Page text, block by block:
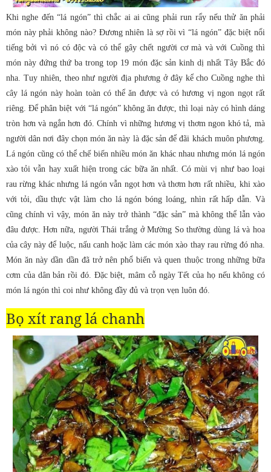
Khi nghe đến “lá ngón” thì chắc ai ai cũng phải run rẩy nếu thử ăn phải
món này phải không nào? Đương nhiên là sợ rồi vì “lá ngón” đặc biệt nổi
tiếng bởi vì nó có độc và có thể gây chết người cơ mà và với Cuồng thì
món này đứng thứ ba trong top 19 món đặc sản kinh dị nhất Tây Bắc đó
nha. Tuy nhiên, theo như người địa phương ở đây kể cho Cuồng nghe thì
cây lá ngón này hoàn toàn có thể ăn được và có hương vị ngon ngọt rất
riêng. Để phân biệt với “lá ngón” không ăn được, thì loại này có hình dáng
tròn hơn và ngắn hơn đó. Chính vì những hương vị thơm ngon khó tả, mà
người dân nơi đây chọn món ăn này là đặc sản để đãi khách muôn phương.
Lá ngón cũng có thể chế biến nhiều món ăn khác nhau nhưng món lá ngón
xào tỏi vẫn hay xuất hiện trong các bữa ăn nhất. Có mùi vị như bao loại
rau rừng khác nhưng lá ngón vẫn ngọt hơn và thơm hơn rất nhiều, khi xào
với tỏi, dầu thực vật làm cho lá ngón bóng loáng, nhìn rất hấp dẫn. Và
cũng chính vì vậy, món ăn này trở thành “đặc sản” mà không thể lẫn vào
đâu được. Hơn nữa, người Thái trắng ở Mường So thường dùng lá và hoa
của cây này để luộc, nấu canh hoặc làm các món xào thay rau rừng đó nha.
Món ăn này dần dần đã trở nên phổ biến và quen thuộc trong những bữa
cơm của dân bản rồi đó. Đặc biệt, mâm cỗ ngày Tết của họ nếu không có
món lá ngón thì coi như không đầy đủ và trọn vẹn luôn đó.
Bọ xít rang lá chanh